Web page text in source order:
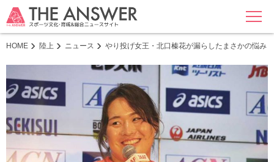
MENU
HOME 陸上 ニュース やり投げ女王・北口榛花が漏らしたまさかの悩